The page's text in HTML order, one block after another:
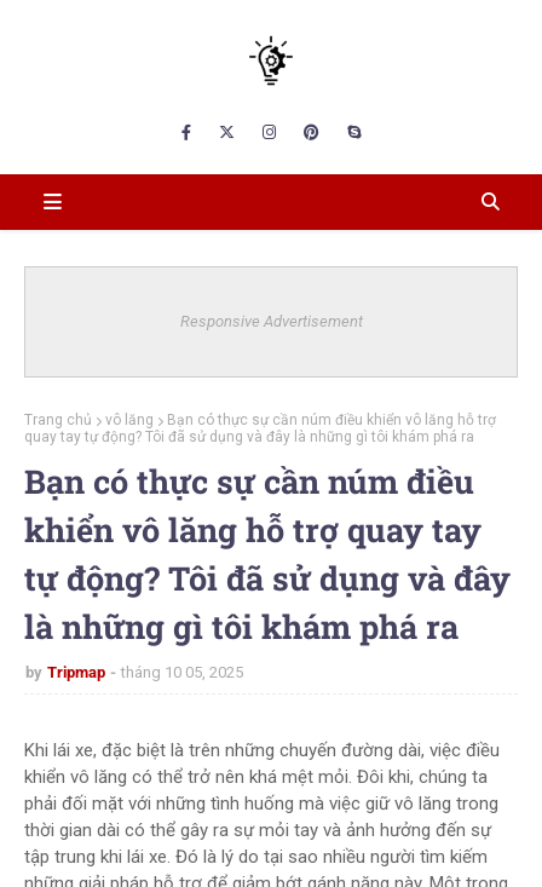
Responsive Advertisement
Trang chủ vô lăng
Bạn có thực sự cần núm điều khiển vô lăng hỗ trợ
quay tay tự động? Tôi đã sử dụng và đây là những gì tôi khám phá ra
Bạn có thực sự cần núm điều
khiển vô lăng hỗ trợ quay tay
tự động? Tôi đã sử dụng và đây
là những gì tôi khám phá ra
by Tripmap tháng 10 05, 2025
Khi lái xe, đặc biệt là trên những chuyến đường dài, việc điều
khiển vô lăng có thể trở nên khá mệt mỏi. Đôi khi, chúng ta
phải đối mặt với những tình huống mà việc giữ vô lăng trong
thời gian dài có thể gây ra sự mỏi tay và ảnh hưởng đến sự
tập trung khi lái xe. Đó là lý do tại sao nhiều người tìm kiếm